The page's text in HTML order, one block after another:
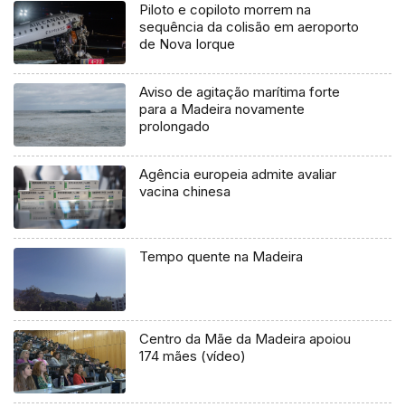
Piloto e copiloto morrem na
sequência da colisão em aeroporto
de Nova Iorque
Aviso de agitação marítima forte
para a Madeira novamente
prolongado
Agência europeia admite avaliar
vacina chinesa
Tempo quente na Madeira
Centro da Mãe da Madeira apoiou
174 mães (vídeo)